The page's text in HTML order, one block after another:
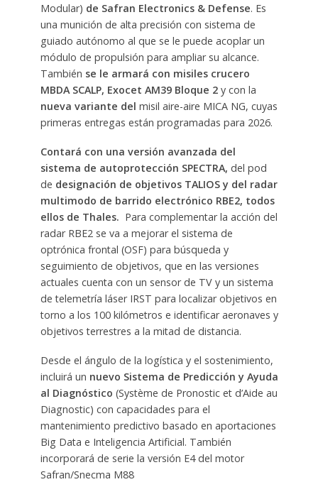
Modular) de Safran Electronics & Defense. Es
una munición de alta precisión con sistema de
guiado autónomo al que se le puede acoplar un
módulo de propulsión para ampliar su alcance.
También se le armará con misiles crucero
MBDA SCALP, Exocet AM39 Bloque 2y con la
nueva variante del misil aire-aire MICA NG, cuyas
primeras entregas están programadas para 2026.
Contará con una versión avanzada del
sistema de autoprotección SPECTRA, del pod
de designación de objetivos TALIOS y del radar
multimodo de barrido electrónico RBE2, todos
ellos de Thales. Para complementar la acción del
radar RBE2 se va a mejorar el sistema de
optrónica frontal (OSF) para búsqueda y
seguimiento de objetivos, que en las versiones
actuales cuenta con un sensor de TV y un sistema
de telemetría láser IRST para localizar objetivos en
torno a los 100 kilómetros e identificar aeronaves y
objetivos terrestres a la mitad de distancia.
Desde el ángulo de la logística y el sostenimiento,
incluirá un nuevo Sistema de Predicción y Ayuda
al Diagnóstico (Système de Pronostic et d’Aide au
Diagnostic) con capacidades para el
mantenimiento predictivo basado en aportaciones
Big Data e Inteligencia Artificial. También
incorporará de serie la versión E4 del motor
Safran/Snecma M88